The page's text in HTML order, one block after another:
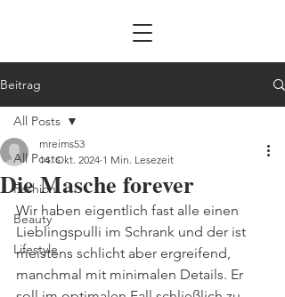
Beitrag
All Posts
Fashion
Beauty
Lifestyle
All Posts
Die Masche forever
mreims53
14. Okt. 2024 1 Min. Lesezeit
Wir haben eigentlich fast alle einen
Lieblingspulli im Schrank und der ist
meistens schlicht aber ergreifend,
manchmal mit minimalen Details. Er